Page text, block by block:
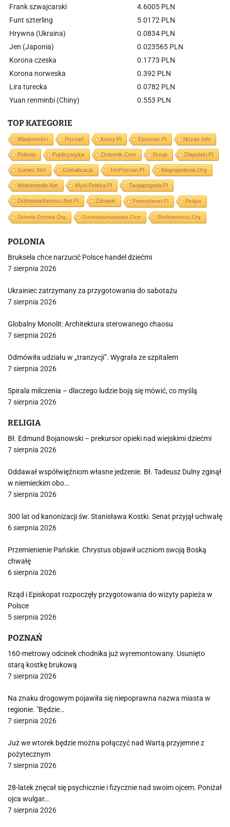
Frank szwajcarski
4.6005 PLN
Funt szterling
5.0172 PLN
Hrywna (Ukraina)
0.0834 PLN
Jen (Japonia)
0.023565 PLN
Korona czeska
0.1773 PLN
Korona norweska
0.392 PLN
Lira turecka
0.0782 PLN
Yuan renminbi (Chiny)
0.553 PLN
TOP KATEGORIE
Wiadomości Poznań Kresy.pl Epoznan.pl Nczas.info
Polonia Publicystyka Dziennik.com Rosja Dlapolski.pl
Goniec.net Globalizacja TenPoznan.pl Magnapolonia.org
Wolnemedia.net Mysl-Polska.pl Twojapogoda.pl
Dobrewiadomosci.net.pl Zdrowie Prisonplanet.pl Religia
Sekrety-Zdrowia.org Gazetawarszawska.com Stolikwolnosci.org
POLONIA
Bruksela chce narzucić Polsce handel dziećmi
7 sierpnia 2026
Ukrainiec zatrzymany za przygotowania do sabotażu
7 sierpnia 2026
Globalny Monolit: Architektura sterowanego chaosu
7 sierpnia 2026
Odmówiła udziału w „tranzycji”. Wygrała ze szpitalem
7 sierpnia 2026
Spirala milczenia – dlaczego ludzie boją się mówić, co myślą
7 sierpnia 2026
RELIGIA
Bł. Edmund Bojanowski – prekursor opieki nad wiejskimi dziećmi
7 sierpnia 2026
Oddawał współwięźniom własne jedzenie. Bł. Tadeusz Dulny zginął
w niemieckim obo…
7 sierpnia 2026
300 lat od kanonizacji św. Stanisława Kostki. Senat przyjął uchwałę
6 sierpnia 2026
Przemienienie Pańskie. Chrystus objawił uczniom swoją Boską
chwałę
6 sierpnia 2026
Rząd i Episkopat rozpoczęły przygotowania do wizyty papieża w
Polsce
5 sierpnia 2026
POZNAŃ
160-metrowy odcinek chodnika już wyremontowany. Usunięto
starą kostkę brukową
7 sierpnia 2026
Na znaku drogowym pojawiła się niepoprawna nazwa miasta w
regionie. "Będzie…
7 sierpnia 2026
Już we wtorek będzie można połączyć nad Wartą przyjemne z
pożytecznym
7 sierpnia 2026
28-latek znęcał się psychicznie i fizycznie nad swoim ojcem. Poniżał
ojca wulgar…
7 sierpnia 2026